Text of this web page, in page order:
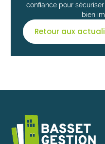
confiance pour
bien
Retour aux